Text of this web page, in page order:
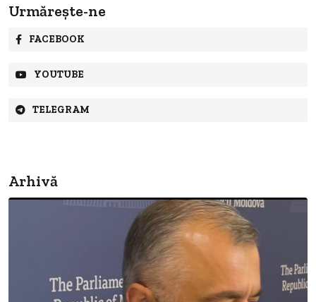
Urmărește-ne
FACEBOOK
YOUTUBE
TELEGRAM
Arhivă